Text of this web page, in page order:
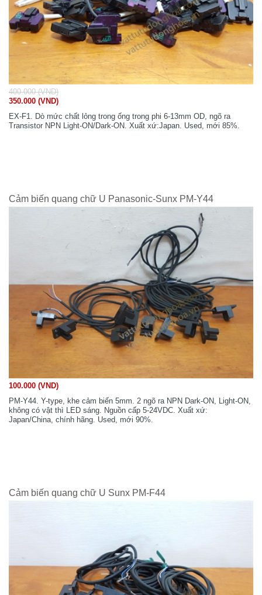
400.000 (VND)
350.000 (VND)
EX-F1. Dò mức chất lỏng trong ống trong phi 6-13mm OD, ngõ ra
Transistor NPN Light-ON/Dark-ON. Xuất xứ:Japan. Used, mới 85%.
Cảm biến quang chữ U Panasonic-Sunx PM-Y44
100.000 (VND)
PM-Y44. Y-type, khe cảm biến 5mm. 2 ngõ ra NPN Dark-ON, Light-ON,
không có vật thì LED sáng. Nguồn cấp 5-24VDC. Xuất xứ:
Japan/China, chính hãng. Used, mới 90%.
Cảm biến quang chữ U Sunx PM-F44